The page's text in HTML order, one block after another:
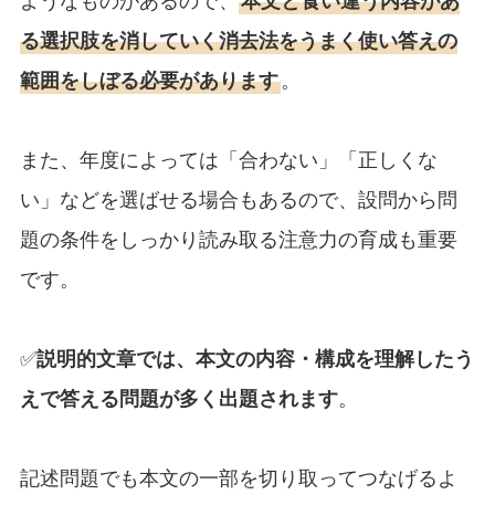
る選択肢を消していく消去法をうまく使い答えの
範囲をしぼる必要があります。
また、年度によっては「合わない」「正しくな
い」などを選ばせる場合もあるので、設問から問
題の条件をしっかり読み取る注意力の育成も重要
です。
✅説明的文章では、本文の内容・構成を理解したう
えで答える問題が多く出題されます。
記述問題でも本文の一部を切り取ってつなげるよ